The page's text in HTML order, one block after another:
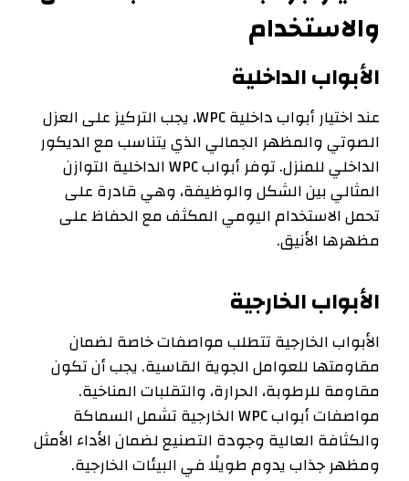
والاستخدام
الأبواب الداخلية
عند اختيار أبواب داخلية WPC، يجب التركيز على العزل
الصوتي والمظهر الجمالي الذي يتناسب مع الديكور
الداخلي للمنزل. توفر أبواب WPC الداخلية التوازن
المثالي بين الشكل والوظيفة، وهي قادرة على
تحمل الاستخدام اليومي المكثف مع الحفاظ على
مظهرها الأنيق.
الأبواب الخارجية
الأبواب الخارجية تتطلب مواصفات خاصة لضمان
مقاومتها للعوامل الجوية القاسية. يجب أن تكون
مقاومة للرطوبة، الحرارة، والتقلبات المناخية.
مواصفات أبواب WPC الخارجية تشمل السماكة
والكثافة العالية وجودة التصنيع لضمان الأداء الأمثل
ومظهر جذاب يدوم طويلًا في البيئات الخارجية.